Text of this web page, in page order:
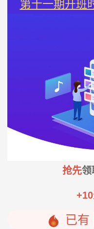
第十一期开班
抢先领
已有